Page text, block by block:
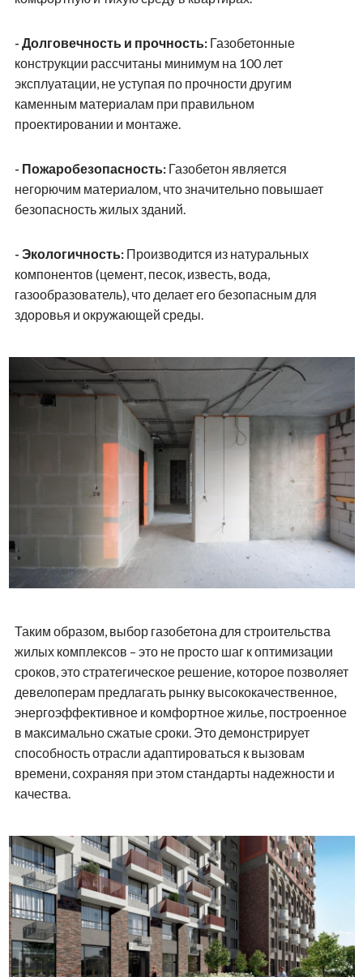
- Долговечность и прочность:Газобетонные
конструкции рассчитаны минимум на 100 лет
эксплуатации, не уступая по прочности другим
каменным материалам при правильном
проектировании и монтаже.
- Пожаробезопасность:Газобетон является
негорючим материалом, что значительно повышает
безопасность жилых зданий.
- Экологичность:Производится из натуральных
компонентов (цемент, песок, известь, вода,
газообразователь), что делает его безопасным для
здоровья и окружающей среды.
Таким образом, выбор газобетона для строительства
жилых комплексов – это не просто шаг к оптимизации
сроков, это стратегическое решение, которое позволяет
девелоперам предлагать рынку высококачественное,
энергоэффективное и комфортное жилье, построенное
в максимально сжатые сроки. Это демонстрирует
способность отрасли адаптироваться к вызовам
времени, сохраняя при этом стандарты надежности и
качества.